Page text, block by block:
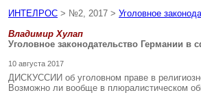
ИНТЕЛРОС > №2, 2017 > Уголовное
Владимир Хулап
Уголовное законодательство Германии в
10 августа 2017
ДИСКУССИИ об уголовном праве в
Возможно ли вообще в плюралистическом